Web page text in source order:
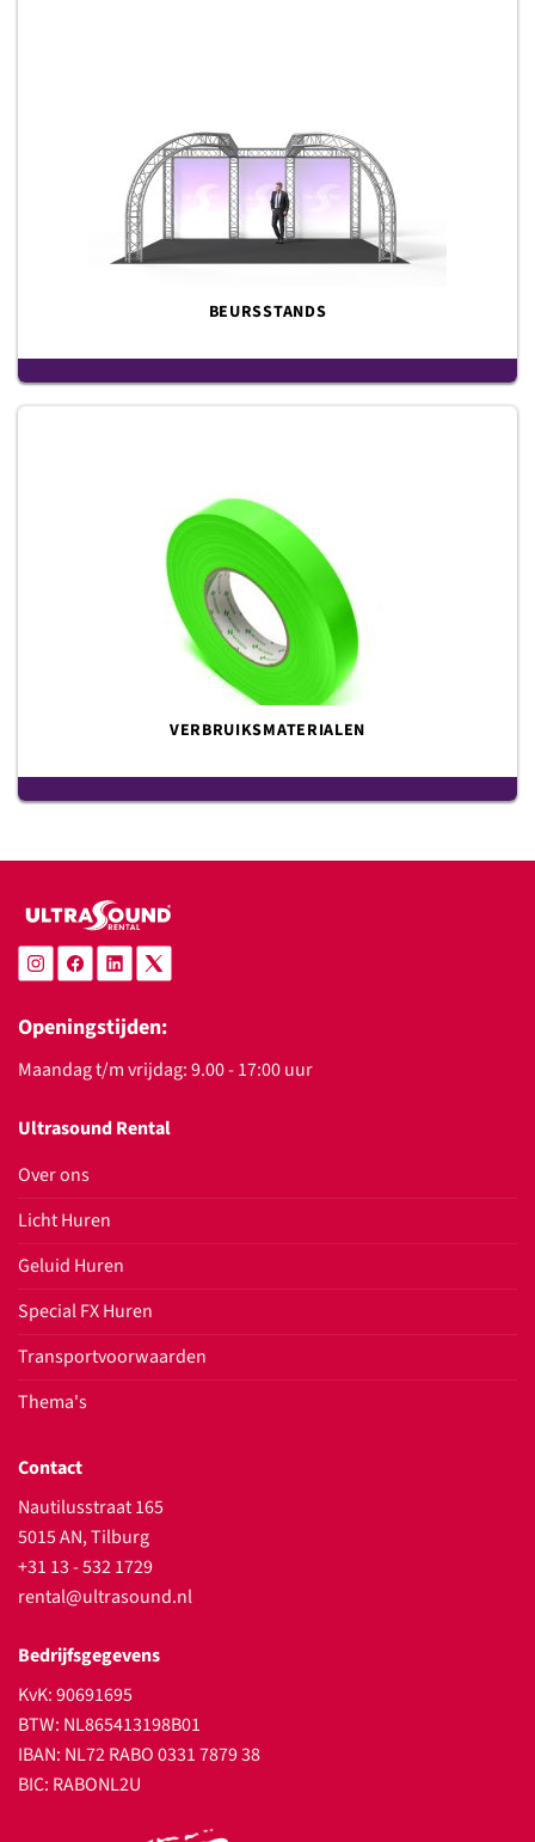
BEURSSTANDS
VERBRUIKSMATERIALEN
Openingstijden:
Maandag t/m vrijdag: 9.00 - 17:00 uur
Ultrasound Rental
Over ons
Licht Huren
Geluid Huren
Special FX Huren
Transportvoorwaarden
Thema's
Contact
Nautilusstraat 165
5015 AN, Tilburg
+31 13 - 532 1729
rental@ultrasound.nl
Bedrijfsgegevens
KvK: 90691695
BTW: NL865413198B01
IBAN: NL72 RABO 0331 7879 38
BIC: RABONL2U